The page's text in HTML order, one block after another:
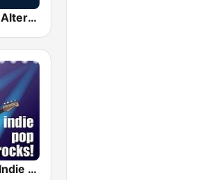
2000 FM - Alternative Rock
SomaFM - Indie Pop Rocks!